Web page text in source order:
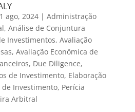
ago, 2024| Administração
, Análise de Conjuntura
Investimentos, Avaliação
, Avaliação Econômica de
, Due Diligence,
de Investimento, Elaboração
de Investimento, Perícia
Arbitral